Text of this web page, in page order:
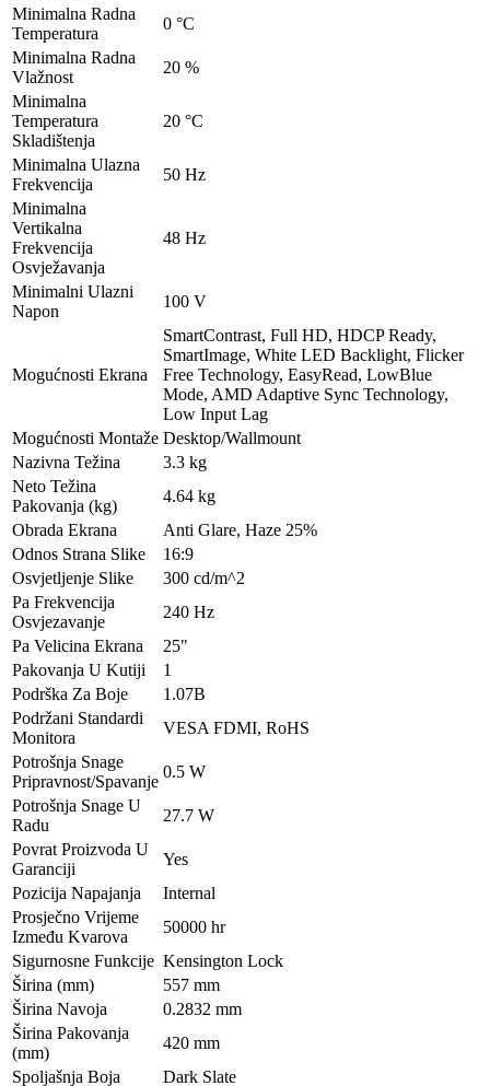
Minimalna Radna
Temperatura
0 °C
Minimalna Radna
Vlažnost
20 %
Minimalna
Temperatura
Skladištenja
20 °C
Minimalna Ulazna
Frekvencija
50 Hz
Minimalna
Vertikalna
Frekvencija
Osvježavanja
48 Hz
Minimalni Ulazni
Napon
100 V
Mogućnosti Ekrana
SmartContrast, Full HD, HDCP Ready,
SmartImage, White LED Backlight, Flicker
Free Technology, EasyRead, LowBlue
Mode, AMD Adaptive Sync Technology,
Low Input Lag
Mogućnosti Montaže Desktop/Wallmount
Nazivna Težina
3.3 kg
Neto Težina
Pakovanja (kg)
4.64 kg
Obrada Ekrana
Anti Glare, Haze 25%
Odnos Strana Slike
16:9
Osvjetljenje Slike
300 cd/m^2
Pa Frekvencija
Osvjezavanje
240 Hz
Pa Velicina Ekrana
25"
Pakovanja U Kutiji
1
Podrška Za Boje
1.07B
Podržani Standardi
Monitora
VESA FDMI, RoHS
Potrošnja Snage
Pripravnost/Spavanje
0.5 W
Potrošnja Snage U
Radu
27.7 W
Povrat Proizvoda U
Garanciji
Yes
Pozicija Napajanja
Internal
Prosječno Vrijeme
Između Kvarova
50000 hr
Sigurnosne Funkcije Kensington Lock
Širina (mm)
557 mm
Širina Navoja
0.2832 mm
Širina Pakovanja
(mm)
420 mm
Spoljašnja Boja
Dark Slate